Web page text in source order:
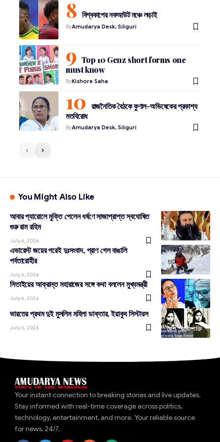
বিশ্বকাপের নকআউট মঞ্চে লড়াই
ByAmudarya Desk, Siliguri
Top 10 Genz short forms one
must know
ByKishore Saha
রাজনৈতিক বৈঠকে কুণাল-অভিষেকের প্রকাশ্য
মতবিরোধ
ByAmudarya Desk, Siliguri
You Might Also Like
দেশ
আবার প্যারোলে মুক্তি পেলেন ধর্ষণে সাজাপ্রাপ্ত স্বঘোষিত
গুরু রাম রহিম
July 6, 2026
দেশ
এভারেস্ট জয়ের পরেই দুঃসংবাদ, প্রাণ গেল বাঙালি
পর্বতারোহীর
July 6, 2026
দেশ
সিতাইয়ের আক্রান্ত মহারাজের সঙ্গে কথা বললেন মুখ্যমন্ত্রী
July 6, 2026
দেশ নারীশক্তি
ভারতের প্রথম দুই মুসলিম মহিলা ডাক্তার, ইয়াকুব সিস্টারস
July 6, 2026
Your instant connection to breaking stories and live updates.
Stay informed with real-time coverage across politics,
technology, entertainment, and more. Your reliable source
for news, 24/7.